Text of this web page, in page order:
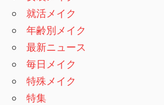
就活メイク
年齢別メイク
最新ニュース
毎日メイク
特殊メイク
特集